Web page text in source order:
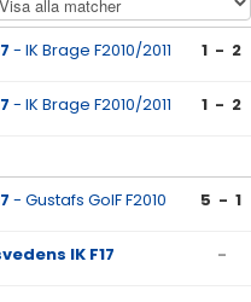
- IK Brage F2010/2011 1 - 2
- IK Brage F2010/2011 1 - 2
- Gustafs GoIF F2010 5 - 1
IK F17 -